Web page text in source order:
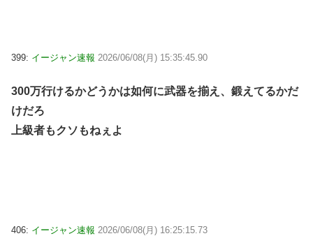
399: イージャン速報 2026/06/08(月) 15:35:45.90
300万行けるかどうかは如何に武器を揃え、鍛えてるかだ
けだろ
上級者もクソもねぇよ
406: イージャン速報 2026/06/08(月) 16:25:15.73